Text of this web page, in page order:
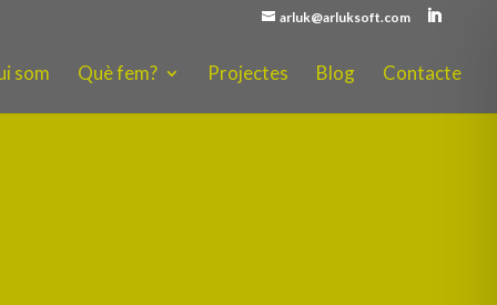
arluk@arluksoft.com
som Què fem? Projectes Blog Contacte